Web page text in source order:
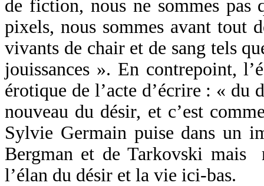
de fiction, nous ne sommes pas
pixels, nous sommes avant tout
vivants de chair et de sang tels
jouissances ». En contrepoint,
érotique de l’acte d’écrire : « du
nouveau du désir, et c’est
Sylvie Germain puise dans un
Bergman et de Tarkovski mais
l’élan du désir et la vie ici-bas.